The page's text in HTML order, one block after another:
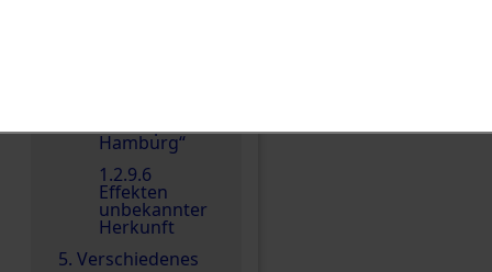
Hamburg“
1.2.9.6
Effekten
unbekannter
Herkunft
5. Verschiedenes